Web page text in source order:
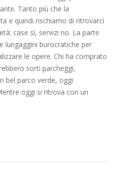
Tanto più che la
e quindi rischiamo di ritrovarci
case sì, servizi no. La parte
lungaggini burocratiche per
le opere. Chi ha comprato
sorti parcheggi,
bel parco verde, oggi
oggi si ritrova con un